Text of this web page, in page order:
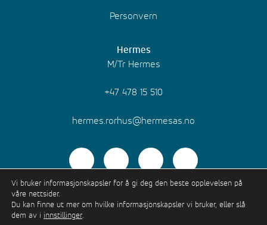
Personvern
Hermes
M/Tr Hermes
+47 478 15 510
hermes.rorhus@hermesas.no
Vi bruker informasjonskapsler for å gi deg den beste opplevelsen på
våre nettsider.
Du kan finne ut mer om hvilke informasjonskapsler vi bruker, eller slå
dem av i innstillinger.